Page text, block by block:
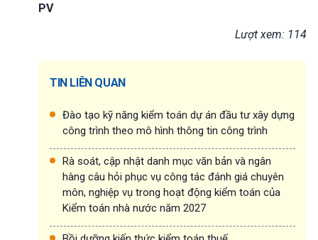
PV
Lượt xem: 114
TIN LIÊN QUAN
Đào tạo kỹ năng kiểm toán dự án đầu tư xây dựng
công trình theo mô hình thông tin công trình
Rà soát, cập nhật danh mục văn bản và ngân
hàng câu hỏi phục vụ công tác đánh giá chuyên
môn, nghiệp vụ trong hoạt động kiểm toán của
Kiểm toán nhà nước năm 2027